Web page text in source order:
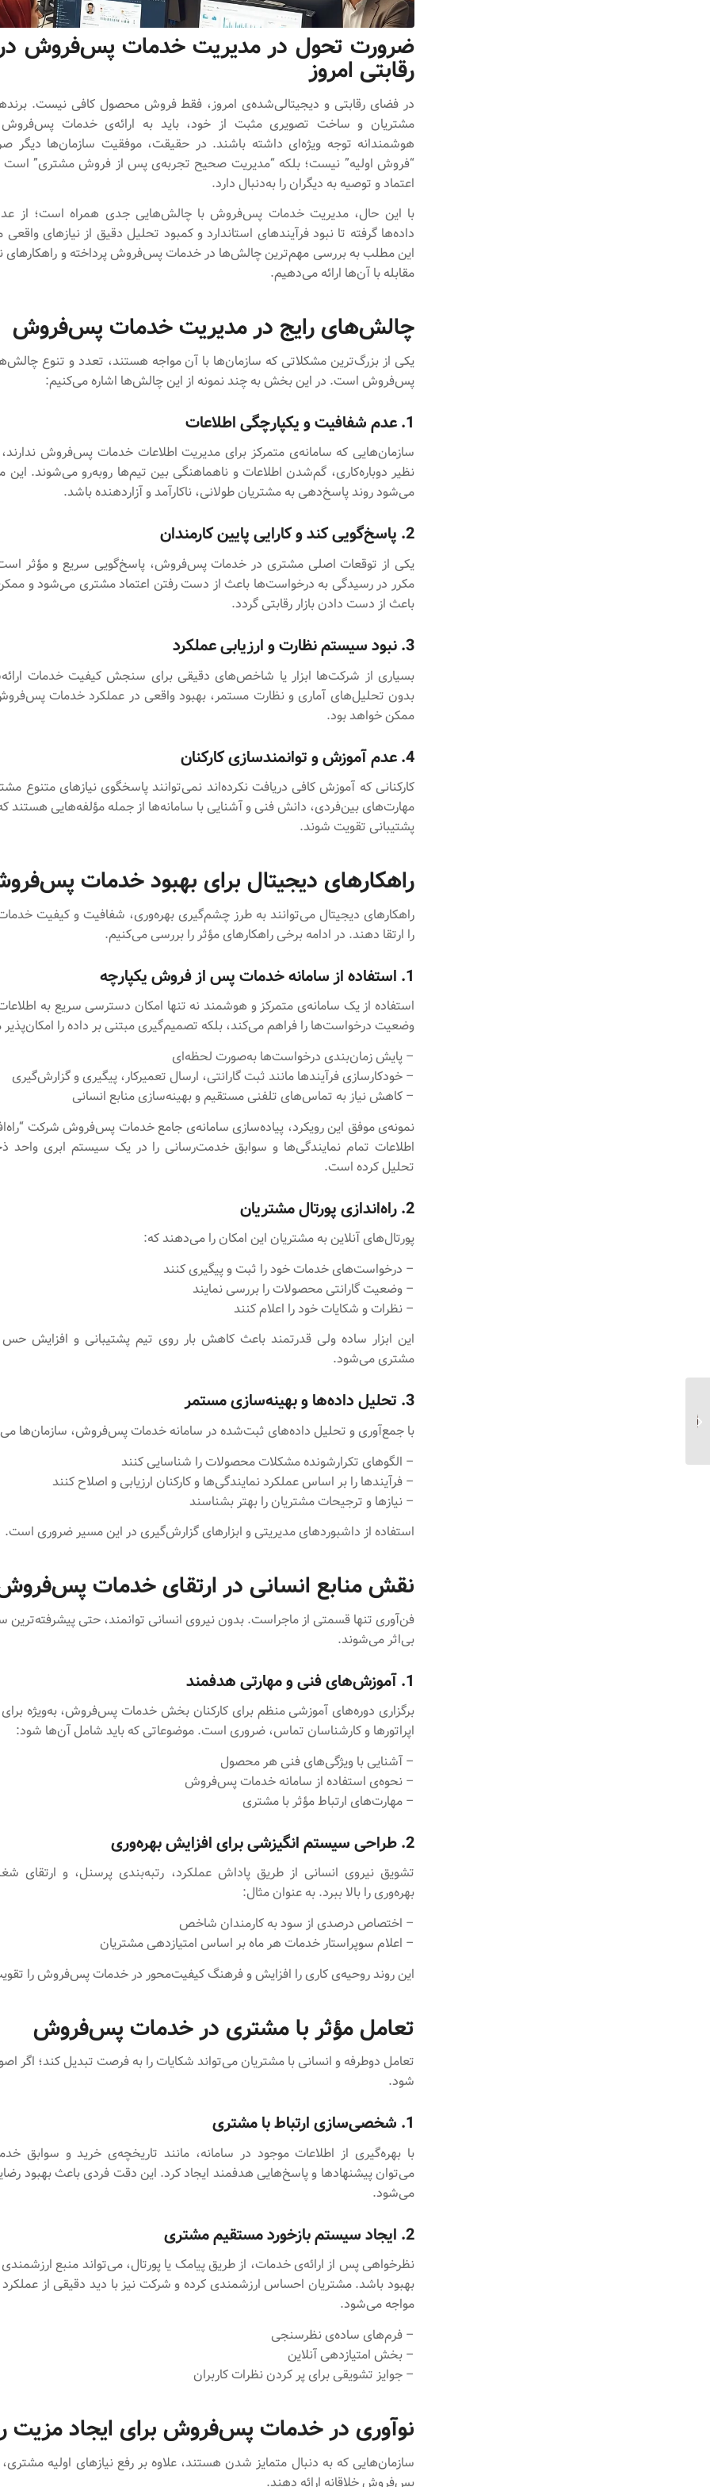
ضرورت تحول در مدیریت خدمات پس‌فروش در
رقابتی امروز
در فضای رقابتی و دیجیتالی‌شده‌ی امروز، فقط فروش محصول کافی نیست.
مشتریان و ساخت تصویری مثبت از خود، باید به ارائه‌ی خدمات پس‌فروش
هوشمندانه توجه ویژه‌ای داشته باشند. در حقیقت، موفقیت سازمان‌ها دیگر
“فروش اولیه” نیست؛ بلکه “مدیریت صحیح تجربه‌ی پس از فروش مشتری” است
اعتماد و توصیه‌ به دیگران را به‌دنبال دارد.
با این حال، مدیریت خدمات پس‌فروش با چالش‌هایی جدی همراه است؛ از
داده‌ها گرفته تا نبود فرآیند‌های استاندارد و کمبود تحلیل دقیق از نیازهای
این مطلب به بررسی مهم‌ترین چالش‌ها در خدمات پس‌فروش پرداخته و راهکارهای
مقابله با آن‌ها ارائه می‌دهیم.
چالش‌های رایج در مدیریت خدمات پس‌فروش
یکی از بزرگ‌ترین مشکلاتی که سازمان‌ها با آن مواجه هستند، تعدد و تنوع
پس‌فروش است. در این بخش به چند نمونه از این چالش‌ها اشاره می‌کنیم:
1. عدم شفافیت و یکپارچگی اطلاعات
سازمان‌هایی که سامانه‌ی متمرکز برای مدیریت اطلاعات خدمات پس‌فروش ندارند،
نظیر دوباره‌کاری، گم‌شدن اطلاعات و ناهماهنگی بین تیم‌ها روبه‌رو می‌شوند.
می‌شود روند پاسخ‌دهی به مشتریان طولانی، ناکارآمد و آزاردهنده باشد.
2. پاسخ‌گویی کند و کارایی پایین کارمندان
یکی از توقعات اصلی مشتری در خدمات پس‌فروش، پاسخ‌گویی سریع و مؤثر
مکرر در رسیدگی به درخواست‌ها باعث از دست رفتن اعتماد مشتری می‌شود و
باعث از دست دادن بازار رقابتی گردد.
3. نبود سیستم نظارت و ارزیابی عملکرد
بسیاری از شرکت‌ها ابزار یا شاخص‌های دقیقی برای سنجش کیفیت خدمات
بدون تحلیل‌های آماری و نظارت مستمر، بهبود واقعی در عملکرد خدمات
ممکن خواهد بود.
4. عدم آموزش و توانمندسازی کارکنان
کارکنانی که آموزش کافی دریافت نکرده‌اند نمی‌توانند پاسخگوی نیازهای متنوع
مهارت‌های بین‌فردی، دانش فنی و آشنایی با سامانه‌ها از جمله مؤلفه‌هایی هستند
پشتیبانی تقویت شوند.
راهکارهای دیجیتال برای بهبود خدمات
راهکارهای دیجیتال می‌توانند به طرز چشم‌گیری بهره‌وری، شفافیت و کیفیت
را ارتقا دهند. در ادامه برخی راهکارهای مؤثر را بررسی می‌کنیم.
1. استفاده از سامانه خدمات پس از فروش یکپارچه
استفاده از یک سامانه‌ی متمرکز و هوشمند نه‌ تنها امکان دسترسی سریع به
وضعیت درخواست‌ها را فراهم می‌کند، بلکه تصمیم‌گیری مبتنی بر داده را
– پایش زمان‌بندی درخواست‌ها به‌صورت لحظه‌ای
– خودکارسازی فرآیندها مانند ثبت گارانتی، ارسال تعمیرکار، پیگیری و گزارش‌گیری
– کاهش نیاز به تماس‌های تلفنی مستقیم و بهینه‌سازی منابع انسانی
نمونه‌ی موفق این رویکرد، پیاده‌سازی سامانه‌ی جامع خدمات پس‌فروش شرکت
اطلاعات تمام نمایندگی‌ها و سوابق خدمت‌رسانی را در یک سیستم ابری واحد
تحلیل کرده است.
2. راه‌اندازی پورتال مشتریان
پورتال‌های آنلاین به مشتریان این امکان را می‌دهند که:
– درخواست‌های خدمات خود را ثبت و پیگیری کنند
– وضعیت گارانتی محصولات را بررسی نمایند
– نظرات و شکایات خود را اعلام کنند
این ابزار ساده ولی قدرتمند باعث کاهش بار روی تیم پشتیبانی و افزایش حس
مشتری می‌شود.
3. تحلیل داده‌ها و بهینه‌سازی مستمر
با جمع‌آوری و تحلیل داده‌های ثبت‌شده در سامانه خدمات پس‌فروش، سازمان‌ها
– الگوهای تکرارشونده مشکلات محصولات را شناسایی کنند
– فرآیندها را بر اساس عملکرد نمایندگی‌ها و کارکنان ارزیابی و اصلاح کنند
– نیازها و ترجیحات مشتریان را بهتر بشناسند
استفاده از داشبوردهای مدیریتی و ابزارهای گزارش‌گیری در این مسیر ضروری است.
نقش منابع انسانی در ارتقای خدمات
فن‌آوری تنها قسمتی از ماجراست. بدون نیروی انسانی توانمند، حتی پیشرفته‌ترین
بی‌اثر می‌شوند.
1. آموزش‌های فنی و مهارتی هدفمند
برگزاری دوره‌های آموزشی منظم برای کارکنان بخش خدمات پس‌فروش، به‌ویژه
اپراتورها و کارشناسان تماس، ضروری است. موضوعاتی که باید شامل آن‌ها شود:
– آشنایی با ویژگی‌های فنی هر محصول
– نحوه‌ی استفاده از سامانه خدمات پس‌فروش
– مهارت‌های ارتباط مؤثر با مشتری
2. طراحی سیستم انگیزشی برای افزایش بهره‌وری
تشویق نیروی انسانی از طریق پاداش عملکرد، رتبه‌بندی پرسنل، و ارتقای
بهره‌وری را بالا ببرد. به عنوان مثال:
– اختصاص درصدی از سود به کارمندان شاخص
– اعلام سوپراستار خدمات هر ماه بر اساس امتیازدهی مشتریان
این روند روحیه‌ی کاری را افزایش و فرهنگ کیفیت‌محور در خدمات پس‌فروش را
تعامل مؤثر با مشتری در خدمات پس‌فروش
تعامل دوطرفه و انسانی با مشتریان می‌تواند شکایات را به فرصت تبدیل کند؛ اگر
شود.
1. شخصی‌سازی ارتباط با مشتری
با بهره‌گیری از اطلاعات موجود در سامانه، مانند تاریخچه‌ی خرید و سوابق
می‌توان پیشنهادها و پاسخ‌هایی هدفمند ایجاد کرد. این دقت فردی باعث بهبود
می‌شود.
2. ایجاد سیستم بازخورد مستقیم مشتری
نظرخواهی پس از ارائه‌ی خدمات، از طریق پیامک یا پورتال، می‌تواند منبع ارزشمندی
بهبود باشد. مشتریان احساس ارزشمندی کرده و شرکت نیز با دید دقیقی از عملکرد
مواجه می‌شود.
– فرم‌های ساده‌ی نظرسنجی
– بخش امتیازدهی آنلاین
– جوایز تشویقی برای پر کردن نظرات کاربران
نوآوری در خدمات پس‌فروش برای ایجاد مزیت
سازمان‌هایی که به دنبال متمایز شدن هستند، علاوه‌ بر رفع نیازهای اولیه
پس‌فروش خلاقانه ارائه دهند.